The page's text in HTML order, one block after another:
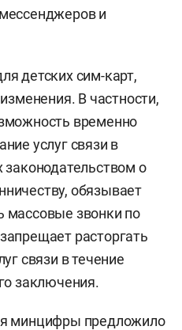
и
детских сим-карт,
В частности,
временно
услуг связи в
законодательством о
обязывает
массовые звонки по
расторгать
связи в течение
заключения.
минцифры предложило